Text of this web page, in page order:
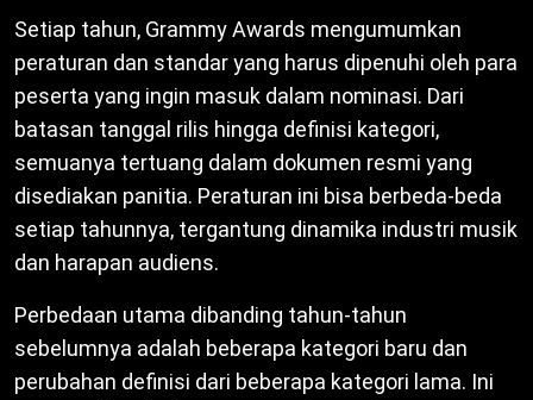
Setiap tahun, Grammy Awards mengumumkan
peraturan dan standar yang harus dipenuhi oleh para
peserta yang ingin masuk dalam nominasi. Dari
batasan tanggal rilis hingga definisi kategori,
semuanya tertuang dalam dokumen resmi yang
disediakan panitia. Peraturan ini bisa berbeda-beda
setiap tahunnya, tergantung dinamika industri musik
dan harapan audiens.
Perbedaan utama dibanding tahun-tahun
sebelumnya adalah beberapa kategori baru dan
perubahan definisi dari beberapa kategori lama. Ini